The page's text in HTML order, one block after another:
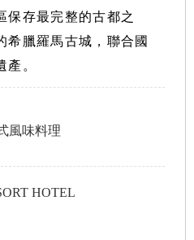
保存最完整的古都之
希臘羅馬古城，聯合國
產。
風味料理
HOTEL